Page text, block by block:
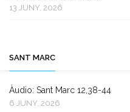
13 JUNY, 2026
SANT MARC
Àudio: Sant Marc 12,38-44
6 JUNY, 2026